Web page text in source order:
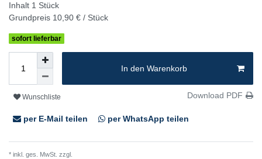
Inhalt 1 Stück
Grundpreis 10,90 € / Stück
sofort lieferbar
In den Warenkorb
Wunschliste Download PDF
per E-Mail teilen per WhatsApp teilen
* inkl. ges. MwSt. zzgl.